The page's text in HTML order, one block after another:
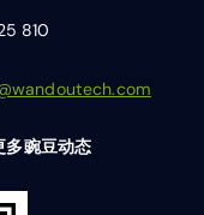
810
多豌豆动态